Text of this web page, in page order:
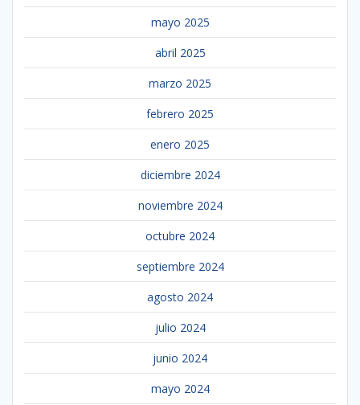
mayo 2025
abril 2025
marzo 2025
febrero 2025
enero 2025
diciembre 2024
noviembre 2024
octubre 2024
septiembre 2024
agosto 2024
julio 2024
junio 2024
mayo 2024